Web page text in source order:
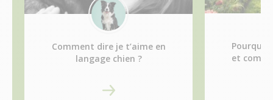
Comment dire je t’aime en
langage chien ?
Pourquoi
et